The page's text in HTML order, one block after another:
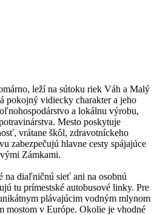
leží na sútoku riek Váh a Malý
pokojný vidiecky charakter a jeho
a lokálnu výrobu,
Mesto poskytuje
vrátane škôl, zdravotníckeho
zabezpečujú hlavne cesty spájajúce
Zámkami.
na diaľničnú sieť ani na osobnú
tu prímestské autobusové linky. Pre
plávajúcim vodným mlynom
mostom v Európe. Okolie je vhodné